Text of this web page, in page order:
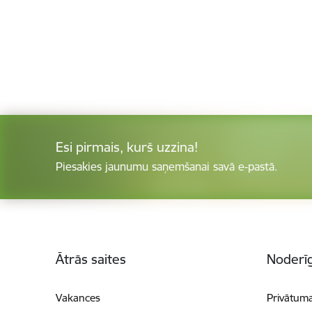
Esi pirmais, kurš uzzina!
Piesakies jaunumu saņemšanai savā e-pastā.
Ātrās saites
Vakances